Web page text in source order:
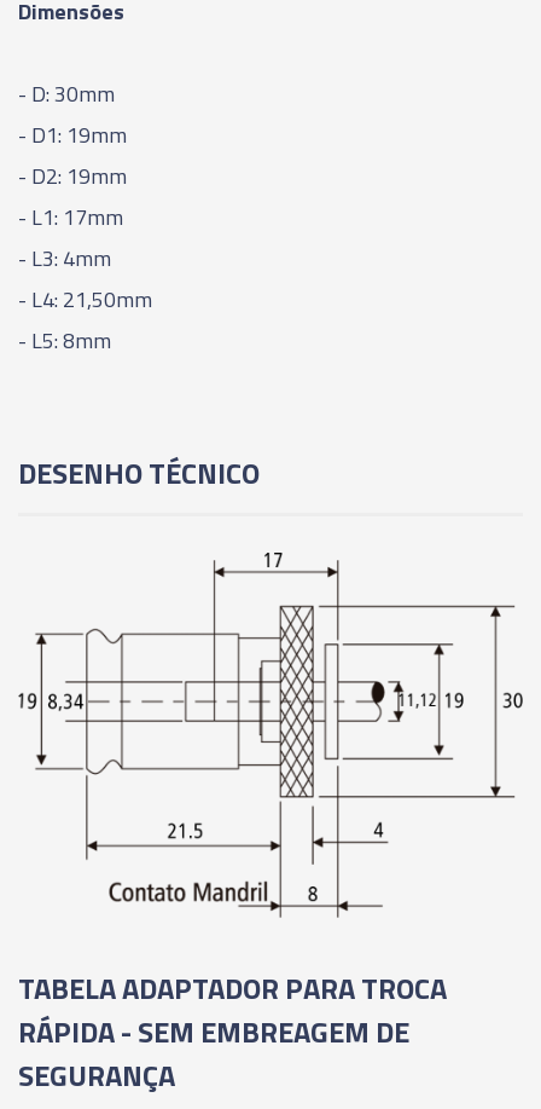
Dimensões
- D: 30mm
- D1: 19mm
- D2: 19mm
- L1: 17mm
- L3: 4mm
- L4: 21,50mm
- L5: 8mm
DESENHO TÉCNICO
TABELA ADAPTADOR PARA TROCA
RÁPIDA - SEM EMBREAGEM DE
SEGURANÇA